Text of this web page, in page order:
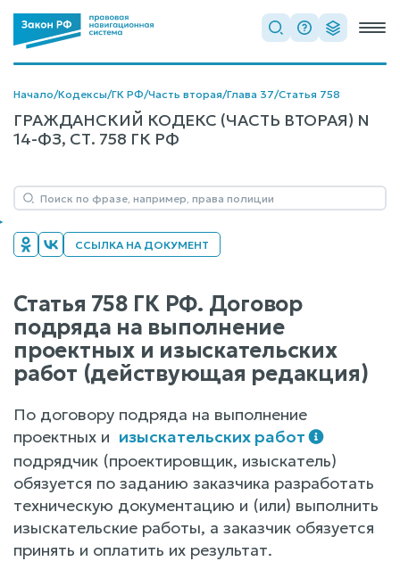
Начало/Кодексы/ГК РФ/Часть вторая/Глава 37/Статья 758
ГРАЖДАНСКИЙ КОДЕКС (ЧАСТЬ ВТОРАЯ) N
14-ФЗ, СТ. 758 ГК РФ
ССЫЛКА НА ДОКУМЕНТ
Статья 758 ГК РФ. Договор
подряда на выполнение
проектных и изыскательских
работ (действующая редакция)
По договору подряда на выполнение
проектных и изыскательских работ
подрядчик (проектировщик, изыскатель)
обязуется по заданию заказчика разработать
техническую документацию и (или) выполнить
изыскательские работы, а заказчик обязуется
принять и оплатить их результат.